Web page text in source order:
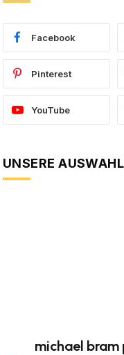
Facebook
Pinterest
YouTube
UNSERE AUSWAHL
michael bram